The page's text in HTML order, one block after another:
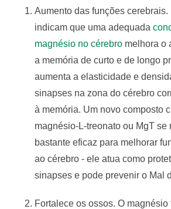
Aumento das funções cerebrais.
indicam que uma adequada
magnésio no cérebromelhora o
a memória de curto e de longo
aumenta a elasticidade e
sinapses na zona do cérebro
à memória. Um novo composto
magnésio-L-treonato ou MgT se
bastante eficaz para melhorar
ao cérebro - ele atua como
sinapses e pode prevenir o Mal
Fortalece os ossos. O magnésio